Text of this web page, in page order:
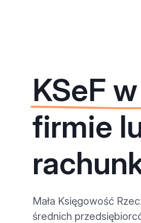
KSeF
firmie
Mała Księgowość
średnich